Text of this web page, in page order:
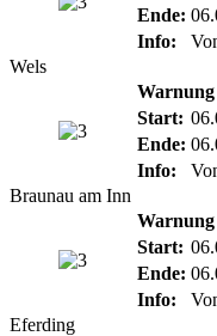
Ende:
Info:
Wels
Warnung
Start:
Ende:
Info:
Braunau am Inn
Warnung
Start:
Ende:
Info:
Eferding